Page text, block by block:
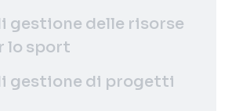
gestione delle risorse
lo sport
gestione di progetti